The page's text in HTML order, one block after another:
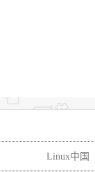
Linux中国